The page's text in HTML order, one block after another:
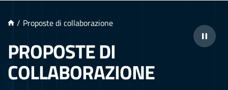
/ Proposte di collaborazione
PROPOSTE DI
COLLABORAZIONE